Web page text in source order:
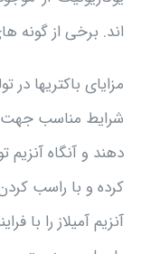
اند. برخی از گونه
مزایای باکتریها در
شرایط مناسب جهت
دهند و آنگاه آنزیم
کرده و با راسب
آنزیم آمیلاز را با